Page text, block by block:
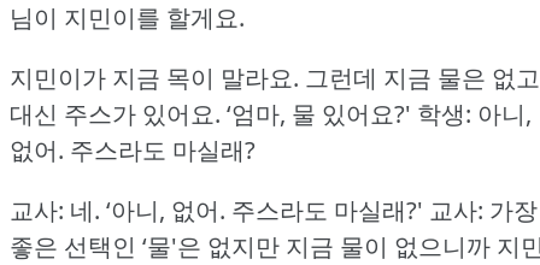
님이 지민이를 할게요.
지민이가 지금 목이 말라요. 그런데 지금 물은 없고
대신 주스가 있어요. ‘엄마, 물 있어요?' 학생: 아니,
없어. 주스라도 마실래?
교사: 네. ‘아니, 없어. 주스라도 마실래?' 교사: 가장
좋은 선택인 ‘물'은 없지만 지금 물이 없으니까 지